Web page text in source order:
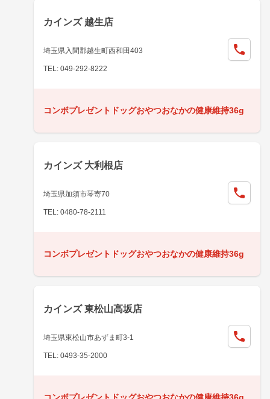
カインズ 越生店
埼玉県入間郡越生町西和田403
TEL: 049-292-8222
コンボプレゼントドッグおやつおなかの健康維持36g
カインズ 大利根店
埼玉県加須市琴寄70
TEL: 0480-78-2111
コンボプレゼントドッグおやつおなかの健康維持36g
カインズ 東松山高坂店
埼玉県東松山市あずま町3-1
TEL: 0493-35-2000
コンボプレゼントドッグおやつおなかの健康維持36g